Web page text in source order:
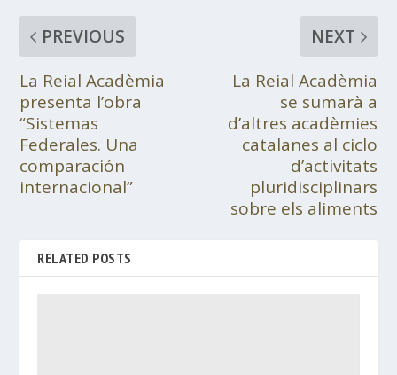
PREVIOUS
La Reial Acadèmia
presenta l’obra
“Sistemas
Federales. Una
comparación
internacional”
NEXT
La Reial Acadèmia
se sumarà a
d’altres acadèmies
catalanes al ciclo
d’activitats
pluridisciplinars
sobre els aliments
RELATED POSTS